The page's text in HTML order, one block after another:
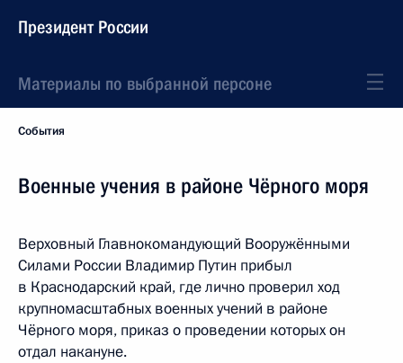
Президент России
Материалы по выбранной персоне
События
Военные учения в районе Чёрного моря
Верховный Главнокомандующий Вооружёнными
Силами России Владимир Путин прибыл
в Краснодарский край, где лично проверил ход
крупномасштабных военных учений в районе
Чёрного моря, приказ о проведении которых он
отдал накануне.